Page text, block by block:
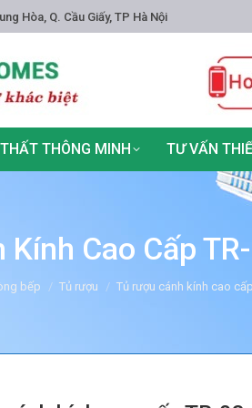
Hòa, Q. Cầu Giấy, TP Hà Nội
THÔNG MINH TƯ VẤN
Cao Cấp
bếp Tủ rượu Tủ rượu cánh kính cao